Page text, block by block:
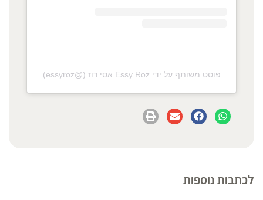
פוסט משותף על ידי ‏‎Essy Roz אסי רוז‎‏ (@‏‎essyroz‎‏)
לכתבות נוספות